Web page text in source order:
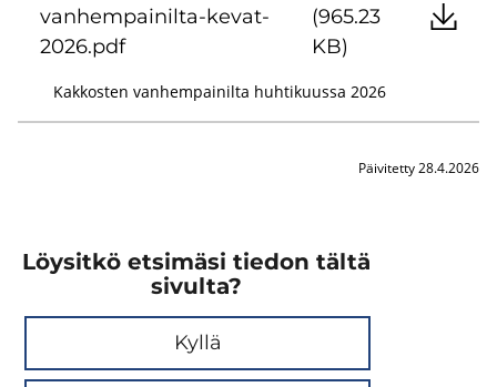
vanhempainilta-kevat-
2026.pdf
(965.23
KB)
Kakkosten vanhempainilta huhtikuussa 2026
Päivitetty 28.4.2026
Löysitkö etsimäsi tiedon tältä
sivulta?
Kyllä